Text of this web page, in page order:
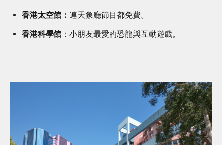
香港太空館： 連天象廳節目都免費。
香港科學館 ：小朋友最愛的恐龍與互動遊戲。